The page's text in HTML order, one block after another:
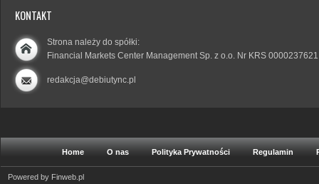
KONTAKT
Strona należy do spółki:
Financial Markets Center Management Sp. z o.o. Nr KRS 0000237621
redakcja@debiutync.pl
Home O nas Polityka Prywatności Regulamin
Powered by Finweb.pl